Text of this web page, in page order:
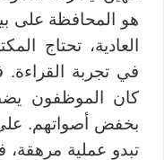
هو المحافظة على
العادية، تحتاج
في تجربة القراءة.
كان الموظفون
بخفض أصواتهم.
تبدو عملية مرهقة،